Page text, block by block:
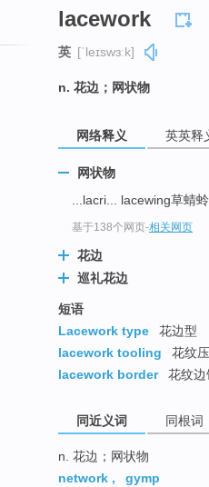
lacework
英 [ˈleɪswɜːk]
n. 花边；网状物
网络释义 英英释
网状物
...lacri... lacewing草蜻
基于138个网页-相关网页
花边
巡礼花边
短语
Lacework type
花边型
lacework tooling
花纹
lacework border
花纹边
同近义词 同根词
n. 花边；网状物
network , gymp